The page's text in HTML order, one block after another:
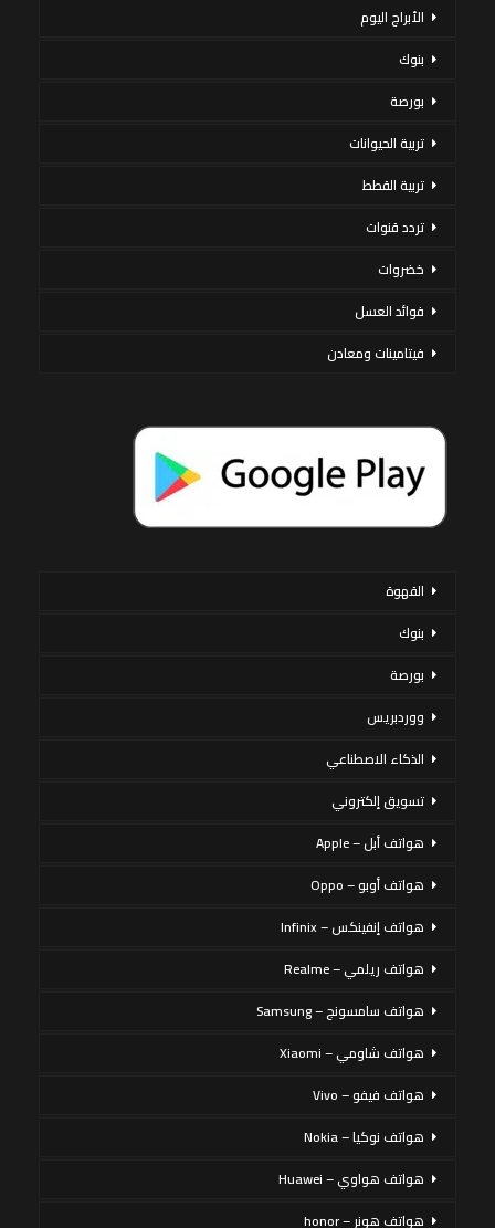
الأبراج اليوم
بنوك
بورصة
تربية الحيوانات
تربية القطط
تردد قنوات
خضروات
فوائد العسل
فيتامينات ومعادن
القهوة
بنوك
بورصة
ووردبريس
الذكاء الاصطناعي
تسويق إلكتروني
هواتف أبل – Apple
هواتف أوبو – Oppo
هواتف إنفينكس – Infinix
هواتف ريلمي – Realme
هواتف سامسونج – Samsung
هواتف شاومي – Xiaomi
هواتف فيفو – Vivo
هواتف نوكيا – Nokia
هواتف هواوي – Huawei
هواتف هونر – honor